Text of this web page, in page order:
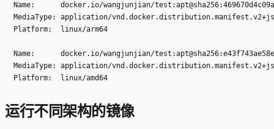
Name:      docker.io/wangjunjian/
MediaType: application/
  Platform:  linux/arm64
Name:      docker.io/wangjunjian/
MediaType: application/
运行不同架构的镜像